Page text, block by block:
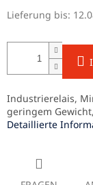
Verkaufspreis:
Lieferung bis:
Industrierelais,
geringem
Detaillierte